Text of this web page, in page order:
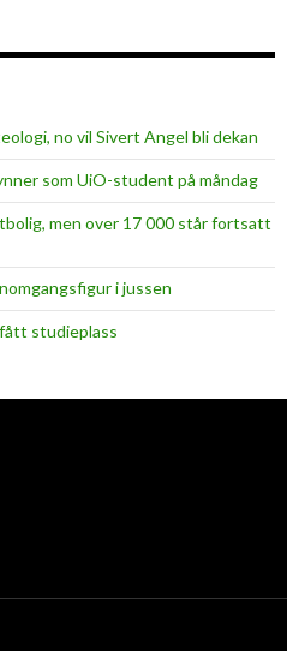
no vil Sivert Angel bli dekan
som UiO-student på måndag
men over 17 000 står fortsatt
i jussen
studieplass